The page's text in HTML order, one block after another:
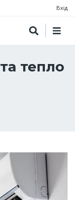
Вхід
тепло